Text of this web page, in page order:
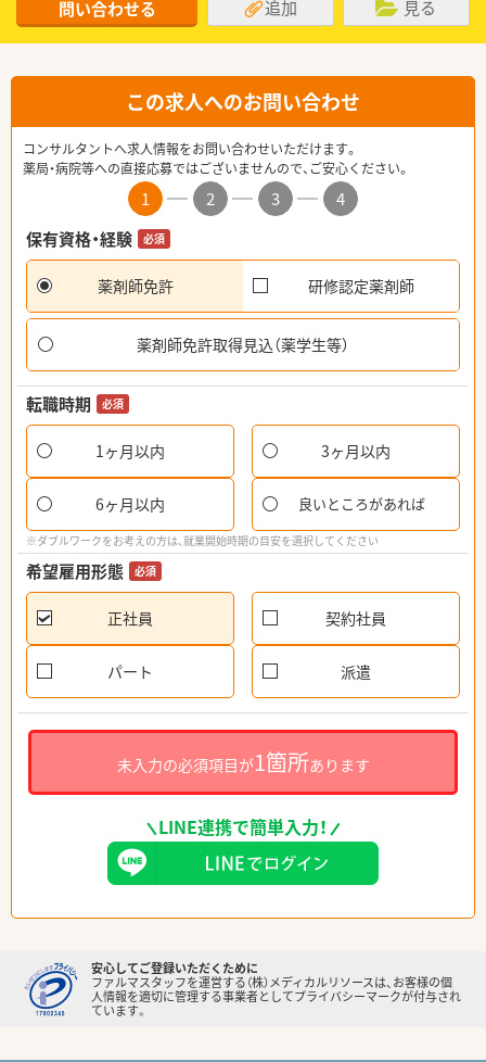
問い合わせる 追加 見る
この求人へのお問い合わせ
コンサルタントへ求人情報をお問い合わせいただけます。
薬局・病院等への直接応募ではございませんので、ご安心ください。
1 2 3
4
保有資格・経験
必須
薬剤師免許 研修認定薬剤師
薬剤師免許取得見込（薬学生等）
転職時期 必須
1ヶ月以内 3ヶ月以内
6ヶ月以内 良いところがあれば
※ダブルワークをお考えの方は、就業開始時期の目安を選択してください
希望雇用形態 必須
正社員 契約社員
パート 派遣
未入力の必須項目が1箇所あります
LINE連携で簡単入力！
安心してご登録いただくために
ファルマスタッフを運営する（株）メディカルリソースは、お客様の個
人情報を適切に管理する事業者としてプライバシーマークが付与され
ています。